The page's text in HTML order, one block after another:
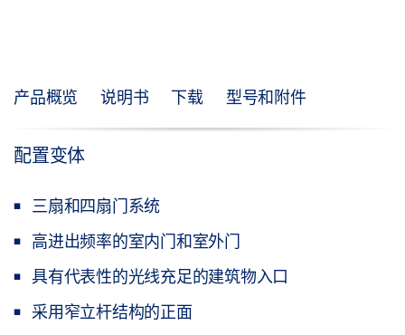
产品概览 说明书 下载 型号和附件
配置变体
三扇和四扇门系统
高进出频率的室内门和室外门
具有代表性的光线充足的建筑物入口
采用窄立杆结构的正面